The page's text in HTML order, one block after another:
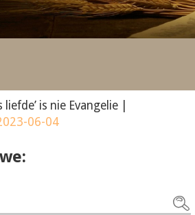
liefde’ is nie Evangelie
06-04